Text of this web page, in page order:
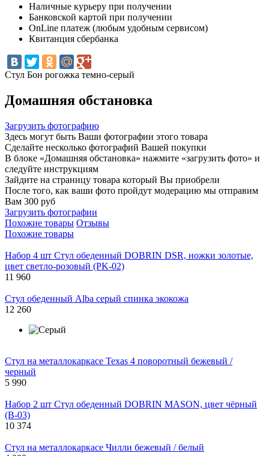
Наличные курьеру при получении
Банковской картой при получении
OnLine платеж (любым удобным сервисом)
Квитанция сбербанка
Стул Бон рогожка темно-серый
Домашняя обстановка
Загрузить фотографию
Здесь могут быть Ваши фотографии этого товара
Сделайте несколько фотографий Вашей покупки
В блоке «Домашняя обстановка» нажмите «загрузить фото» и
следуйте инструкциям
Зайдите на страницу товара который Вы приобрели
После того, как ваши фото пройдут модерацию мы отправим
Вам 300 руб
Загрузить фотографии
Похожие товары Отзывы
Похожие товары
Набор 4 шт Стул обеденный DOBRIN DSR, ножки золотые,
цвет светло-розовый (PK-02)
11 960
Стул обеденный Alba серый спинка экокожа
12 260
Стул на металлокаркасе Texas 4 поворотный бежевый /
черный
5 990
Набор 2 шт Стул обеденный DOBRIN MASON, цвет чёрный
(B-03)
10 374
Стул на металлокаркасе Чилли бежевый / белый